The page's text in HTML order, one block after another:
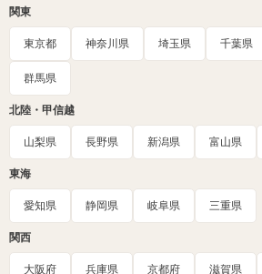
関東
東京都 神奈川県 埼玉県 千葉県
群馬県
北陸・甲信越
山梨県 長野県 新潟県 富山県
東海
愛知県 静岡県 岐阜県 三重県
関西
大阪府 兵庫県 京都府 滋賀県